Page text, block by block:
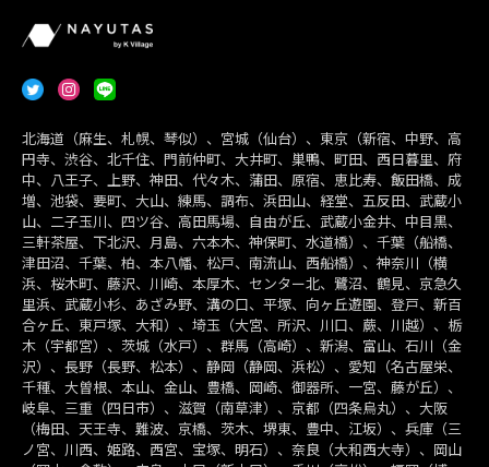
北海道（麻生、札幌、琴似）、宮城（仙台）、東京（新宿、中野、高
円寺、渋谷、北千住、門前仲町、大井町、巣鴨、町田、西日暮里、府
中、八王子、上野、神田、代々木、蒲田、原宿、恵比寿、飯田橋、成
増、池袋、要町、大山、練馬、調布、浜田山、経堂、五反田、武蔵小
山、二子玉川、四ツ谷、高田馬場、自由が丘、武蔵小金井、中目黒、
三軒茶屋、下北沢、月島、六本木、神保町、水道橋）、千葉（船橋、
津田沼、千葉、柏、本八幡、松戸、南流山、西船橋）、神奈川（横
浜、桜木町、藤沢、川崎、本厚木、センター北、鷺沼、鶴見、京急久
里浜、武蔵小杉、あざみ野、溝の口、平塚、向ヶ丘遊園、登戸、新百
合ヶ丘、東戸塚、大和）、埼玉（大宮、所沢、川口、蕨、川越）、栃
木（宇都宮）、茨城（水戸）、群馬（高崎）、新潟、富山、石川（金
沢）、長野（長野、松本）、静岡（静岡、浜松）、愛知（名古屋栄、
千種、大曽根、本山、金山、豊橋、岡崎、御器所、一宮、藤が丘）、
岐阜、三重（四日市）、滋賀（南草津）、京都（四条烏丸）、大阪
（梅田、天王寺、難波、京橋、茨木、堺東、豊中、江坂）、兵庫（三
ノ宮、川西、姫路、西宮、宝塚、明石）、奈良（大和西大寺）、岡山